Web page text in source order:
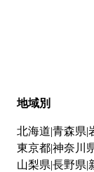
地域別
北海道 青森県
東京都神奈川
山梨県 長野県